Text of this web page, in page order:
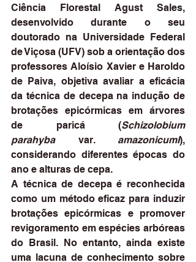
Ciência Florestal Agust Sales,
desenvolvido durante o seu
doutorado na Universidade Federal
de Viçosa (UFV) sob a orientação dos
professores Aloísio Xavier e Haroldo
de Paiva, objetiva avaliar a eficácia
da técnica de decepa na indução de
brotações epicórmicas em árvores
de paricá (Schizolobium
parahyba var. amazonicumI),
considerando diferentes épocas do
ano e alturas de cepa.
A técnica de decepa é reconhecida
como um método eficaz para induzir
brotações epicórmicas e promover
revigoramento em espécies arbóreas
do Brasil. No entanto, ainda existe
uma lacuna de conhecimento sobre